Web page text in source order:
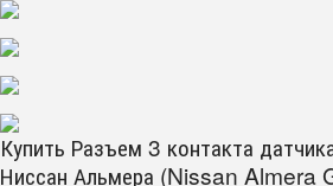
Купить Разъем 3 контакта
Ниссан Альмера (Nissan Almera